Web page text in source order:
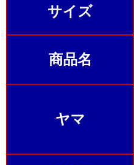
サイズ
商品名
ヤマ